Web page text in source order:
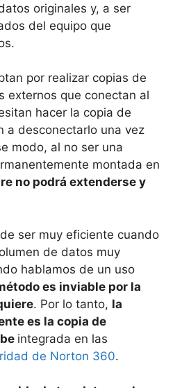
originales y, a ser
del equipo que
por realizar copias de
externos que conectan al
hacer la copia de
a desconectarlo una vez
modo, al no ser una
montada en
no podrá extenderse y
ser muy eficiente cuando
de datos muy
hablamos de un uso
es inviable por la
. Por lo tanto, la
es la copia de
integrada en las
de Norton 360.